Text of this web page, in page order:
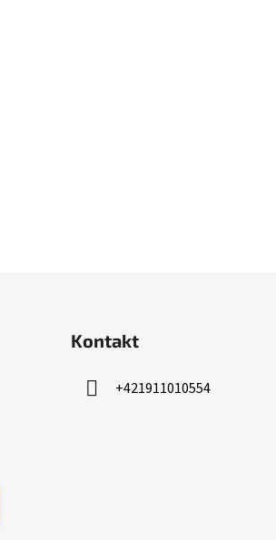
Kontakt
+421911010554